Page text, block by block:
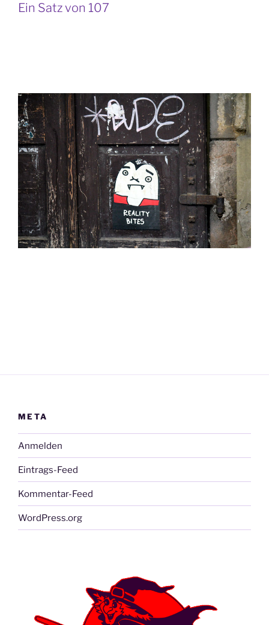
Ein Satz von 107
META
Anmelden
Eintrags-Feed
Kommentar-Feed
WordPress.org